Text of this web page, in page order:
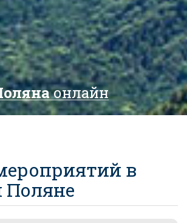
онлайн
в
Поляне